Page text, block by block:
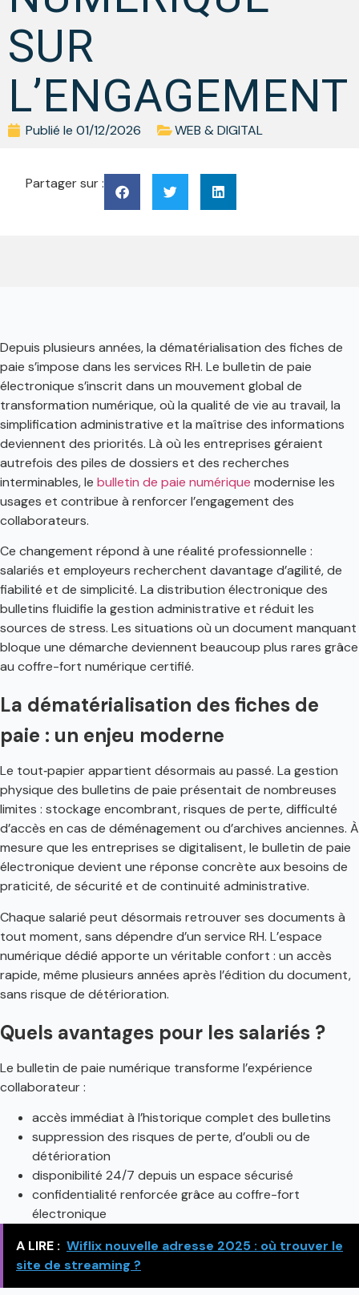
SUR
L’ENGAGEMENT
Publié le 01/12/2026 WEB & DIGITAL
Partager sur :
Depuis plusieurs années, la dématérialisation des fiches de
paie s’impose dans les services RH. Le bulletin de paie
électronique s’inscrit dans un mouvement global de
transformation numérique, où la qualité de vie au travail, la
simplification administrative et la maîtrise des informations
deviennent des priorités. Là où les entreprises géraient
autrefois des piles de dossiers et des recherches
interminables, le bulletin de paie numérique modernise les
usages et contribue à renforcer l’engagement des
collaborateurs.
Ce changement répond à une réalité professionnelle :
salariés et employeurs recherchent davantage d’agilité, de
fiabilité et de simplicité. La distribution électronique des
bulletins fluidifie la gestion administrative et réduit les
sources de stress. Les situations où un document manquant
bloque une démarche deviennent beaucoup plus rares grâce
au coffre-fort numérique certifié.
La dématérialisation des fiches de
paie : un enjeu moderne
Le tout‑papier appartient désormais au passé. La gestion
physique des bulletins de paie présentait de nombreuses
limites : stockage encombrant, risques de perte, difficulté
d’accès en cas de déménagement ou d’archives anciennes. À
mesure que les entreprises se digitalisent, le bulletin de paie
électronique devient une réponse concrète aux besoins de
praticité, de sécurité et de continuité administrative.
Chaque salarié peut désormais retrouver ses documents à
tout moment, sans dépendre d’un service RH. L’espace
numérique dédié apporte un véritable confort : un accès
rapide, même plusieurs années après l’édition du document,
sans risque de détérioration.
Quels avantages pour les salariés ?
Le bulletin de paie numérique transforme l’expérience
collaborateur :
accès immédiat à l’historique complet des bulletins
suppression des risques de perte, d’oubli ou de
détérioration
disponibilité 24/7 depuis un espace sécurisé
confidentialité renforcée grâce au coffre-fort
électronique
A LIRE : Wiflix nouvelle adresse 2025 : où trouver le
site de streaming ?